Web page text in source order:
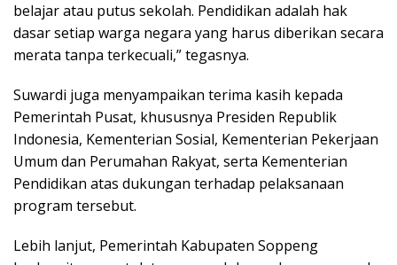
belajar atau putus sekolah. Pendidikan adalah hak
dasar setiap warga negara yang harus diberikan secara
merata tanpa terkecuali,” tegasnya.
Suwardi juga menyampaikan terima kasih kepada
Pemerintah Pusat, khususnya Presiden Republik
Indonesia, Kementerian Sosial, Kementerian Pekerjaan
Umum dan Perumahan Rakyat, serta Kementerian
Pendidikan atas dukungan terhadap pelaksanaan
program tersebut.
Lebih lanjut, Pemerintah Kabupaten Soppeng